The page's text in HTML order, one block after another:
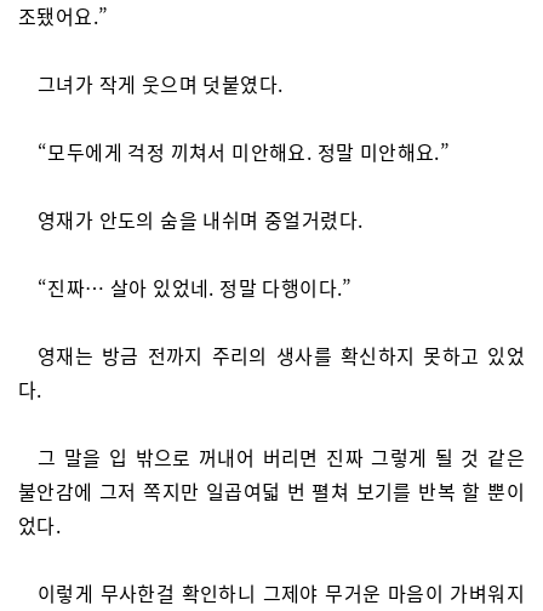
조됐어요.”
그녀가 작게 웃으며 덧붙였다.
“모두에게 걱정 끼쳐서 미안해요. 정말 미안해요.”
영재가 안도의 숨을 내쉬며 중얼거렸다.
“진짜… 살아 있었네. 정말 다행이다.”
영재는 방금 전까지 주리의 생사를 확신하지 못하고 있었
다.
그 말을 입 밖으로 꺼내어 버리면 진짜 그렇게 될 것 같은
불안감에 그저 쪽지만 일곱여덟 번 펼쳐 보기를 반복 할 뿐이
었다.
이렇게 무사한걸 확인하니 그제야 무거운 마음이 가벼워지